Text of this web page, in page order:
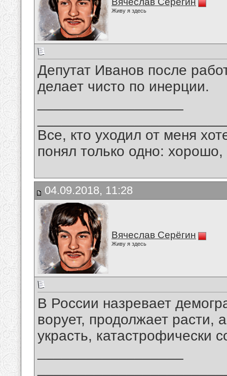
Живу я здесь
Депутат Иванов после
делает чисто по инерции.
Все, кто уходил от меня
понял только одно:
04.09.2018, 11:28
Вячеслав Серёгин
Живу я здесь
В России назревает
ворует, продолжает расти,
украсть, катастрофически